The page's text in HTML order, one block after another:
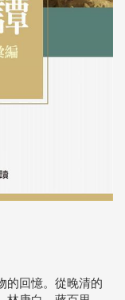
的回憶。從晚清的